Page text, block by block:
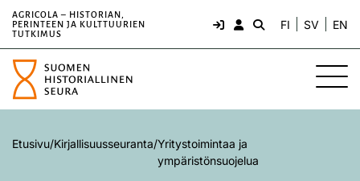
AGRICOLA – HISTORIAN,
PERINTEEN JA KULTTUURIEN
TUTKIMUS
FI SV EN
Etusivu/Kirjallisuusseuranta/Yritystoimintaa ja
ympäristönsuojelua